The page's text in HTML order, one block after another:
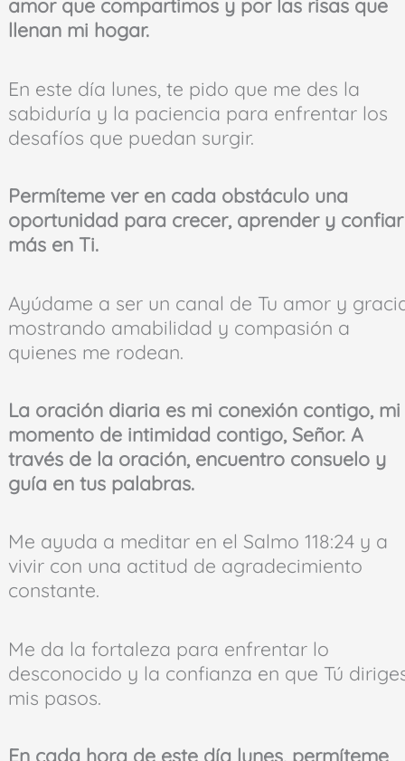
amor que compartimos y por las risas que
llenan mi hogar.
En este día lunes, te pido que me des la
sabiduría y la paciencia para enfrentar los
desafíos que puedan surgir.
Permíteme ver en cada obstáculo una
oportunidad para crecer, aprender y confiar
más en Ti.
Ayúdame a ser un canal de Tu amor y
mostrando amabilidad y compasión a
quienes me rodean.
La oración diaria es mi conexión contigo, mi
momento de intimidad contigo, Señor. A
través de la oración, encuentro consuelo y
guía en tus palabras.
Me ayuda a meditar en el Salmo 118:24 y a
vivir con una actitud de agradecimiento
constante.
Me da la fortaleza para enfrentar lo
desconocido y la confianza en que Tú
mis pasos.
En cada hora de este día lunes, permíteme